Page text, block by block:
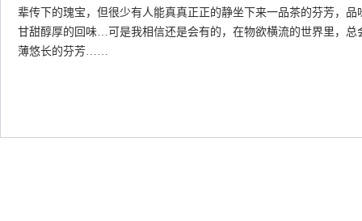
辈传下的瑰宝，但很少有人能真真正正的静坐下来一品茶的芬芳，
甘甜醇厚的回味…可是我相信还是会有的，在物欲横流的世界里，总
薄悠长的芬芳……